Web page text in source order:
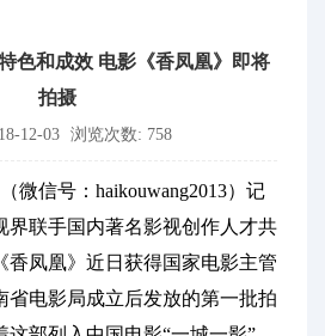
色和成效 电影《香凤凰》即将
拍摄
12-03 浏览次数: 758
微信号：haikouwang2013）记
界联手国内著名影视创作人才共
香凤凰》近日获得国家电影主管
省电影局成立后发放的第一批拍